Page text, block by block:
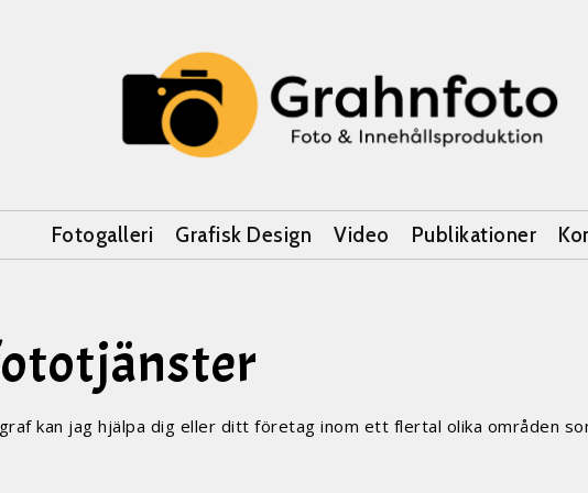
Fotogalleri Grafisk Design Video Publikationer
kan jag hjälpa dig eller ditt företag inom ett flertal olika områden